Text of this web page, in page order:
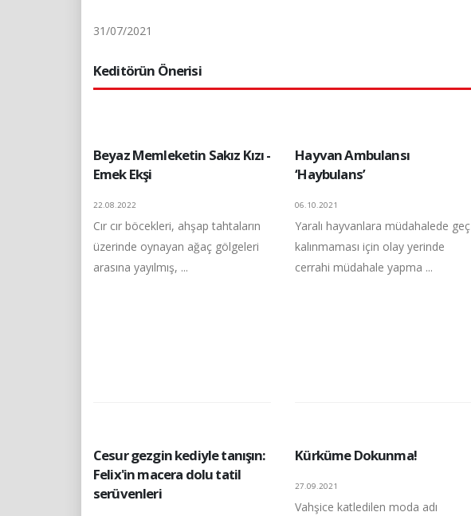
31/07/2021
Keditörün Önerisi
Beyaz Memleketin Sakız Kızı -
Emek Ekşi
22.08.2022
Cır cır böcekleri, ahşap tahtaların
üzerinde oynayan ağaç gölgeleri
arasına yayılmış, ...
Hayvan Ambulansı
‘Haybulans’
06.10.2021
Yaralı hayvanlara müdahalede geç
kalınmaması için olay yerinde
cerrahi müdahale yapma ...
Cesur gezgin kediyle tanışın:
Felix'in macera dolu tatil
serüvenleri
Kürküme Dokunma!
27.09.2021
Vahşice katledilen moda adı